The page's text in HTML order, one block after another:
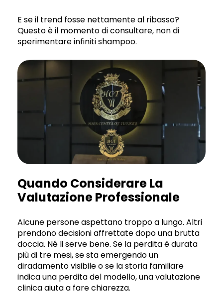
E se il trend fosse nettamente al ribasso?
Questo è il momento di consultare, non di
sperimentare infiniti shampoo.
Quando Considerare La
Valutazione Professionale
Alcune persone aspettano troppo a lungo. Altri
prendono decisioni affrettate dopo una brutta
doccia. Né li serve bene. Se la perdita è durata
più di tre mesi, se sta emergendo un
diradamento visibile o se la storia familiare
indica una perdita del modello, una valutazione
clinica aiuta a fare chiarezza.